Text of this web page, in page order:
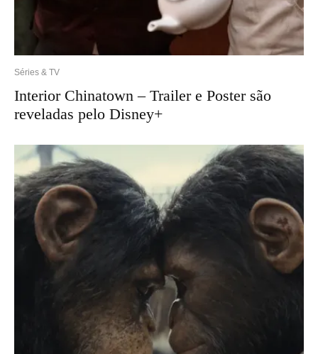
Séries & TV
Interior Chinatown – Trailer e Poster são
reveladas pelo Disney+